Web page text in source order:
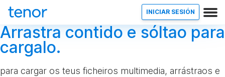
INICIAR SESIÓN
Arrastra contido e sóltao para
cargalo.
para cargar os teus ficheiros multimedia, arrástraos e